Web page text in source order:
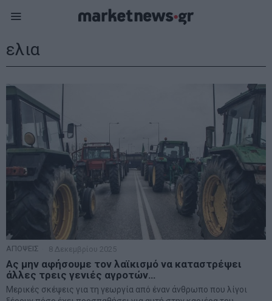
ελια
ΑΠΟΨΕΙΣ 8 Δεκεμβρίου 2025
Ας μην αφήσουμε τον λαϊκισμό να καταστρέψει
άλλες τρεις γενιές αγροτών…
Μερικές σκέψεις για τη γεωργία από έναν άνθρωπο που λίγοι